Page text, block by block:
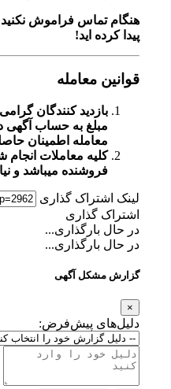
هنگام تماس فراموش نکنید که
پیدا کرده اید!
قوانین معامله
بازدید کنندگان گرامی
مبلغ به حساب آگهی
معامله اطمینان حاصل
کلیه معاملات انجام شده
فروشنده میباشد و نیازجو
لینک اشتراک گذاری
اشتراک گذاری
در حال بارگذاری...
در حال بارگذاری...
گزارش مشکل آگهی
دلیل‌های پیش‌فرض: